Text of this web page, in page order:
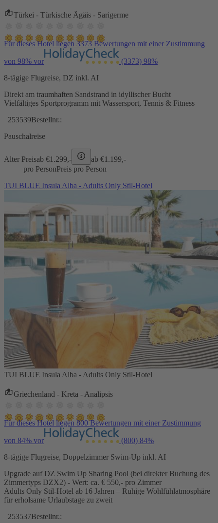
Türkei - Türkische Ägäis - Sarigerme
Für dieses Hotel liegen 3373 Bewertungen mit einer Zustimmung
von 98% vor (3373) 98%
8-tägige Flugreise, DZ inkl. AI
Direkt am traumhaften Sandstrand in idyllischer Bucht
Vielfältiges Sportprogramm mit Wassersport, Tennis & Fitness
253539Bestellnr.:
Pauschalreise
Alter Preisab €1.299,- ab €1.199,-
pro PersonPreis pro Person
TUI BLUE Insula Alba - Adults Only Stil-Hotel
TUI BLUE Insula Alba - Adults Only Stil-Hotel
Griechenland - Kreta - Analipsis
Für dieses Hotel liegen 800 Bewertungen mit einer Zustimmung
von 84% vor (800) 84%
8-tägige Flugreise, Doppelzimmer Swim-Up inkl. AI
Upgrade auf DZ Swim Up Sharing Pool (bei direkter Buchung des
Zimmertyps DZX2) - Wert: ca. € 550,- pro Zimmer
Adults Only Stil-Hotel ab 16 Jahren – Ruhige Wohlfühlatmosphäre
für erholsame Urlaubstage zu zweit
253537Bestellnr.: